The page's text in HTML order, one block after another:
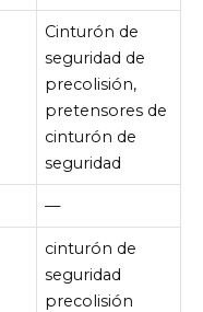
Cinturón de
seguridad de
precolisión,
pretensores de
cinturón de
seguridad
—
cinturón de
seguridad
precolisión